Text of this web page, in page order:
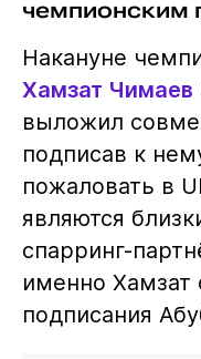
чемпионским
Накануне
Хамзат Чимаев
выложил
подписав к
пожаловать в
являются
спарринг-
именно Хамзат
подписания